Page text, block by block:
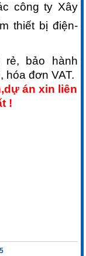
công ty Xây
thiết bị điện-
rẻ, bảo hành
hóa đơn VAT.
án xin liên
!